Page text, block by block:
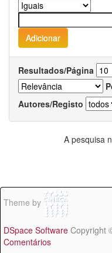
Resultados/Página
Autores/Registo
A pesquisa
Theme by
DSpace Software Copyright
Comentários